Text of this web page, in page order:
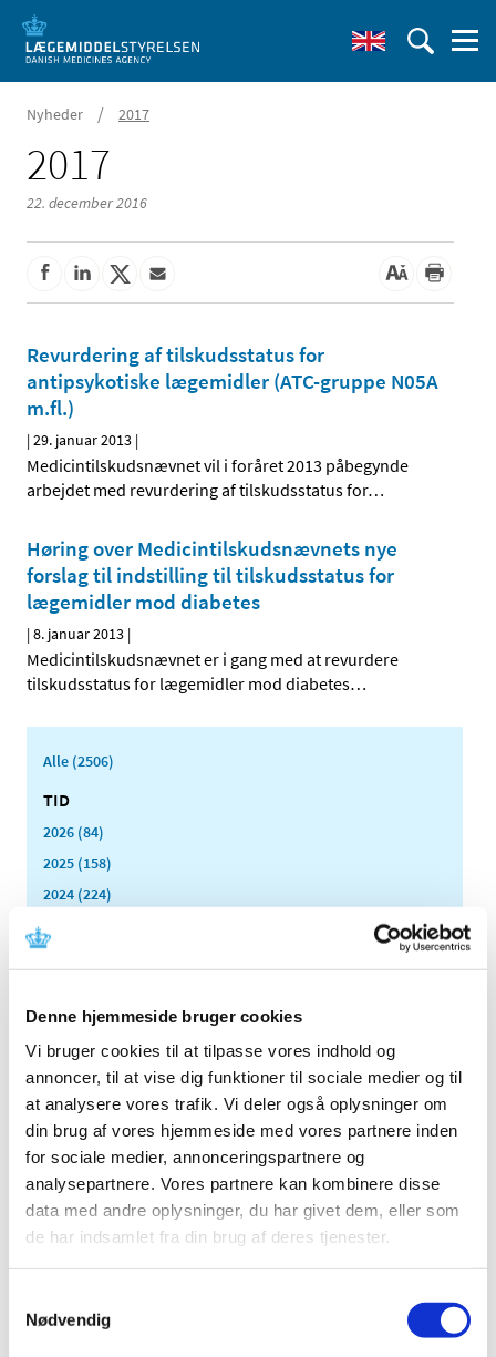
Denne hjemmeside bruger cookies
Vi bruger cookies til at tilpasse vores indhold og
annoncer, til at vise dig funktioner til sociale medier og til
at analysere vores trafik. Vi deler også oplysninger om
din brug af vores hjemmeside med vores partnere inden
for sociale medier, annonceringspartnere og
analysepartnere. Vores partnere kan kombinere disse
data med andre oplysninger, du har givet dem, eller som
de har indsamlet fra din brug af deres tjenester.
Nødvendig
Nyheder / 2017
2017
22. december 2016
Revurdering af tilskudsstatus for
antipsykotiske lægemidler (ATC-gruppe N05A
m.fl.)
|29. januar 2013 |
Medicintilskudsnævnet vil i foråret 2013 påbegynde
arbejdet med revurdering af tilskudsstatus for…
Høring over Medicintilskuds­nævnets nye
forslag til indstilling til tilskudsstatus for
lægemidler mod diabetes
|8. januar 2013 |
Medicintilskudsnævnet er i gang med at revurdere
tilskudsstatus for lægemidler mod diabetes…
Alle (2506)
TID
2026 (84)
2025 (158)
2024 (224)
2022 (197)
2020 (263)
2019 (159)
2018 (150)
2017 (167)
2016 (167)
2015 (33)
2014 (44)
2013 (49)
december (4)
oktober (3)